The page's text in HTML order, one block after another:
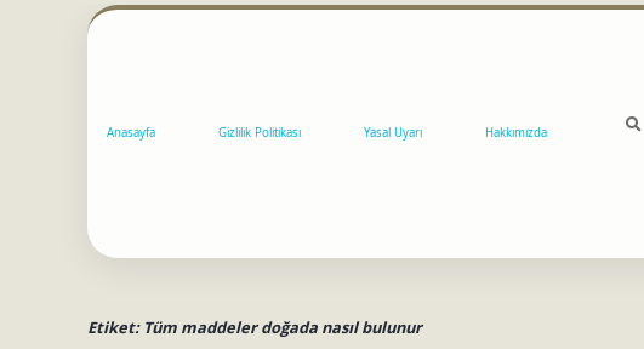
Anasayfa Gizlilik Politikası Yasal Uyarı Hakkımızda
Etiket: Tüm maddeler doğada nasıl bulunur